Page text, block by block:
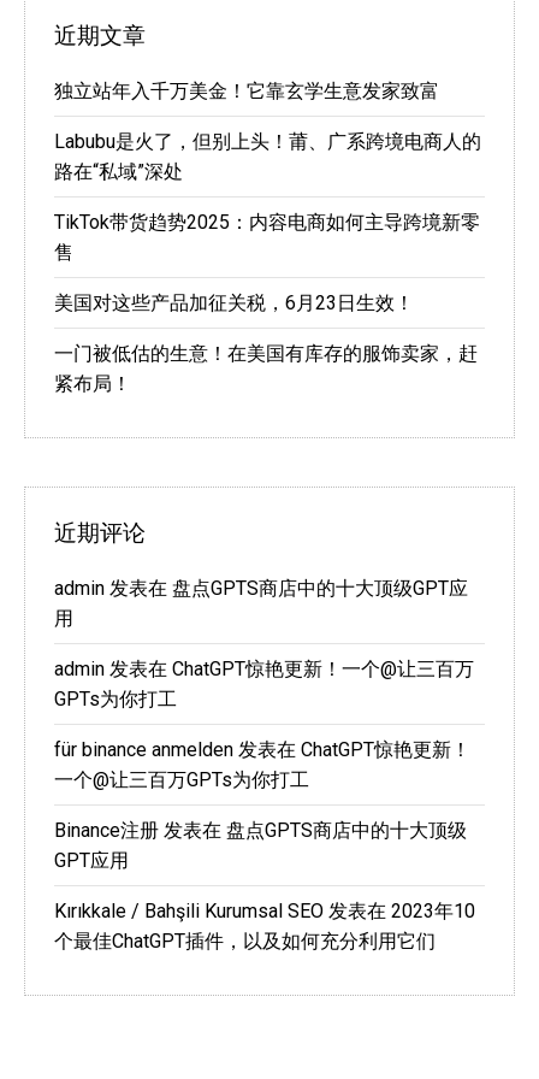
近期文章
独立站年入千万美金！它靠玄学生意发家致富
Labubu是火了，但别上头！莆、广系跨境电商人的
路在“私域”深处
TikTok带货趋势2025：内容电商如何主导跨境新零
售
美国对这些产品加征关税，6月23日生效！
一门被低估的生意！在美国有库存的服饰卖家，赶
紧布局！
近期评论
admin 发表在 盘点GPTS商店中的十大顶级GPT应
用
admin 发表在 ChatGPT惊艳更新！一个@让三百万
GPTs为你打工
für binance anmelden 发表在 ChatGPT惊艳更新！
一个@让三百万GPTs为你打工
Binance注册 发表在 盘点GPTS商店中的十大顶级
GPT应用
Kırıkkale / Bahşili Kurumsal SEO 发表在 2023年10
个最佳ChatGPT插件，以及如何充分利用它们